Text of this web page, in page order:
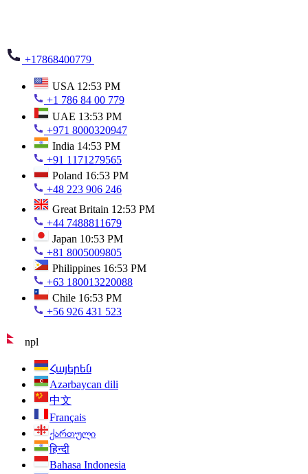
+17868400779
USA 12:53 PM
+1 786 84 00 779
UAE 13:53 PM
+971 8000320947
India 14:53 PM
+91 1171279565
Poland 16:53 PM
+48 223 906 246
Great Britain 12:53 PM
+44 7488811679
Japan 10:53 PM
+81 8005009805
Philippines 16:53 PM
+63 180013220088
Chile 16:53 PM
+56 926 431 523
npl
Հայերեն
Azərbaycan dili
中文
Français
ქართული
हिन्दी
Bahasa Indonesia